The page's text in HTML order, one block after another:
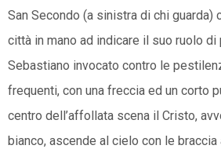
San Secondo (a sinistra di chi guarda)
città in mano ad indicare il suo ruolo di
Sebastiano invocato contro le
frequenti, con una freccia ed un corto
centro dell’affollata scena il Cristo,
bianco, ascende al cielo con le